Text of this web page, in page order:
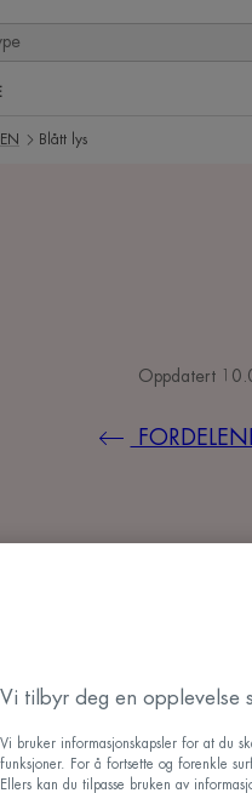
Blått lys
Oppdatert
Vi tilbyr deg en opplevelse
Vi bruker informasjonskapsler for at du
funksjoner. For å fortsette og forenkle
Ellers kan du tilpasse bruken av